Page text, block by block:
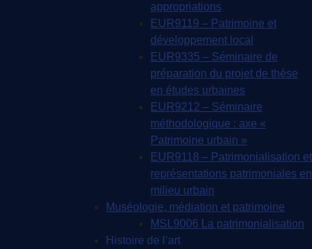
appropriations
EUR9119 – Patrimoine et
développement local
EUR9335 – Séminaire de
préparation du projet de thèse
en études urbaines
EUR9212 – Séminaire
méthodologique : axe «
Patrimoine urbain »
EUR9118 – Patrimonialisation et
représentations patrimoniales en
milieu urbain
Muséologie, médiation et patrimoine
MSL9006 La patrimonialisation
Histoire de l’art